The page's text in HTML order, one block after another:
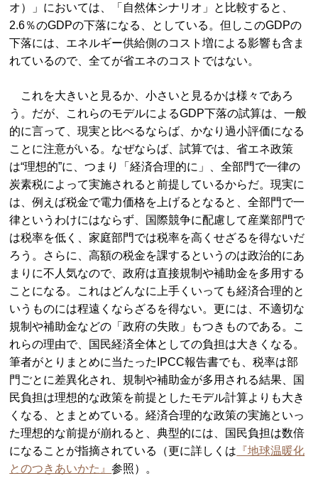
オ）」においては、「自然体シナリオ」と比較すると、
2.6％のGDPの下落になる、としている。但しこのGDPの
下落には、エネルギー供給側のコスト増による影響も含ま
れているので、全てが省エネのコストではない。
これを大きいと見るか、小さいと見るかは様々であろ
う。だが、これらのモデルによるGDP下落の試算は、一般
的に言って、現実と比べるならば、かなり過小評価になる
ことに注意がいる。なぜならば、試算では、省エネ政策
は“理想的”に、つまり「経済合理的に」、全部門で一律の
炭素税によって実施されると前提しているからだ。現実に
は、例えば税金で電力価格を上げるとなると、全部門で一
律というわけにはならず、国際競争に配慮して産業部門で
は税率を低く、家庭部門では税率を高くせざるを得ないだ
ろう。さらに、高額の税金を課するというのは政治的にあ
まりに不人気なので、政府は直接規制や補助金を多用する
ことになる。これはどんなに上手くいっても経済合理的と
いうものには程遠くならざるを得ない。更には、不適切な
規制や補助金などの「政府の失敗」もつきものである。こ
れらの理由で、国民経済全体としての負担は大きくなる。
筆者がとりまとめに当たったIPCC報告書でも、税率は部
門ごとに差異化され、規制や補助金が多用される結果、国
民負担は理想的な政策を前提としたモデル計算よりも大き
くなる、とまとめている。経済合理的な政策の実施といっ
た理想的な前提が崩れると、典型的には、国民負担は数倍
になることが指摘されている（更に詳しくは 『地球温暖化
とのつきあいかた』参照）。